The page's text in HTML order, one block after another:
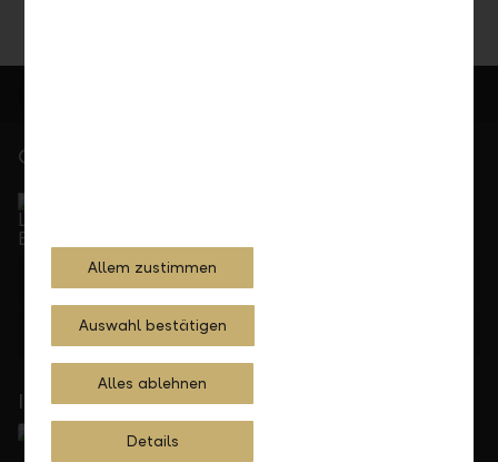
Gerne für Sie da
+423 236 88 11
Feedback
In Ihrer Nähe
Allem zustimmen
Auswahl bestätigen
Alles ablehnen
Details